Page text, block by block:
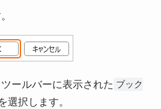
ールバーに表示された ブック
選択します。